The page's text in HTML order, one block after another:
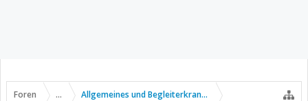
Foren ... Allgemeines und Begleiterkrankungen